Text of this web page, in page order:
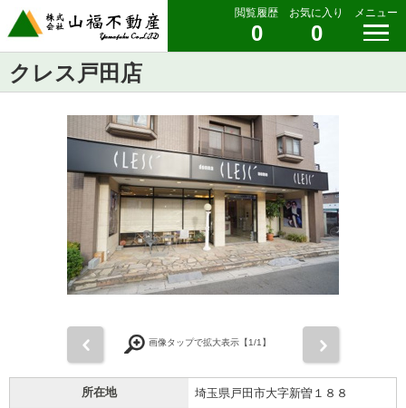
閲覧履歴
0
お気に入り
0
メニュー
クレス戸田店
画像タップで拡大表示【1/1】
所在地 埼玉県戸田市大字新曽１８８